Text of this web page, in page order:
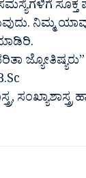
ನಿಮ್ಮ
ಜ್ಯೋತಿಷ್ಯರು”
ಸಂಖ್ಯಾಶಾಸ್ತ್ರ